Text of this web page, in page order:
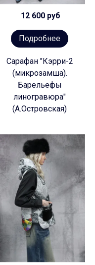
12 600 руб
Подробнее
Сарафан "Кэрри-2
(микрозамша).
Барельефы
линогравюра"
(А.Островская)